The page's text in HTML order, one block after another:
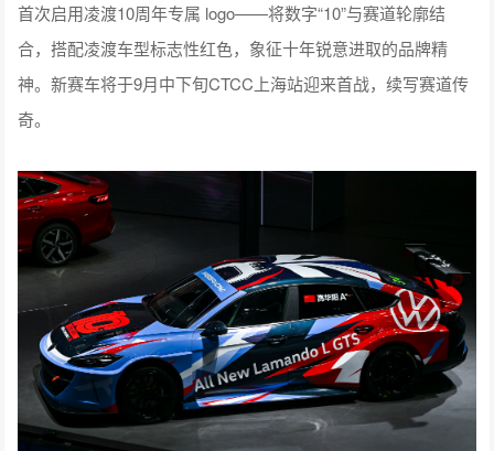
首次启用凌渡10周年专属 logo——将数字“10”与赛道轮廓结
合，搭配凌渡车型标志性红色，象征十年锐意进取的品牌精
神。新赛车将于9月中下旬CTCC上海站迎来首战，续写赛道传
奇。